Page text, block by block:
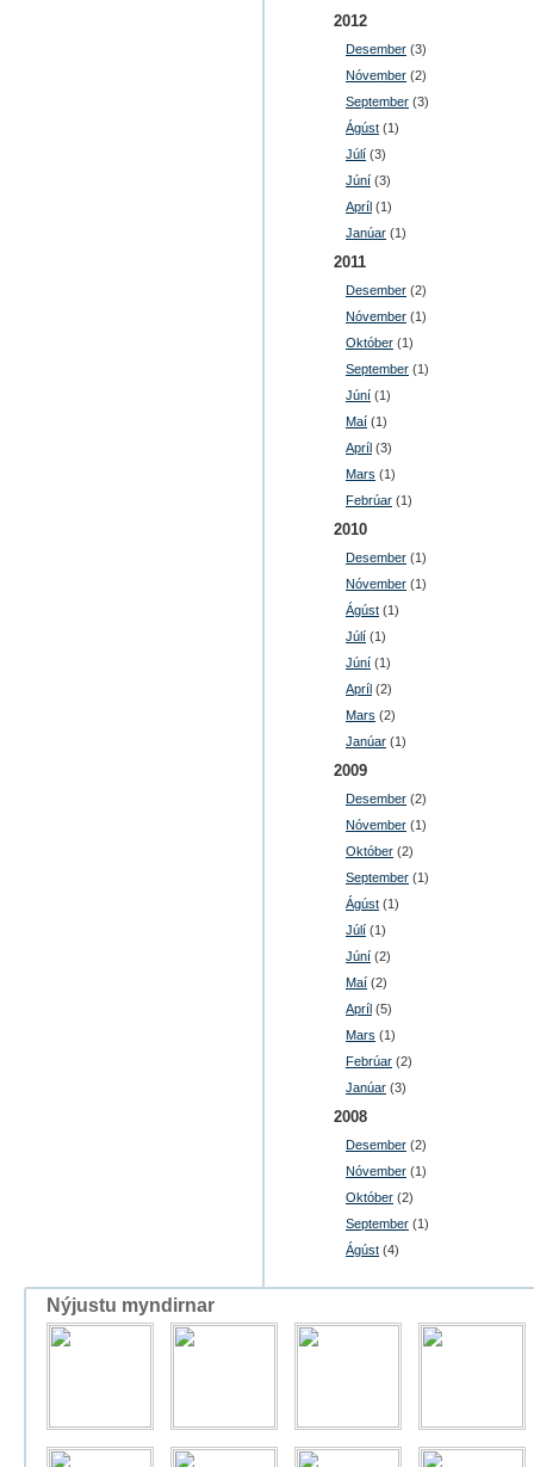
2012
Desember (3)
Nóvember (2)
September (3)
Ágúst (1)
Júlí (3)
Júní (3)
Apríl (1)
Janúar (1)
2011
Desember (2)
Nóvember (1)
Október (1)
September (1)
Júní (1)
Maí (1)
Apríl (3)
Mars (1)
Febrúar (1)
2010
Desember (1)
Nóvember (1)
Ágúst (1)
Júlí (1)
Júní (1)
Apríl (2)
Mars (2)
Janúar (1)
2009
Desember (2)
Nóvember (1)
Október (2)
September (1)
Ágúst (1)
Júlí (1)
Júní (2)
Maí (2)
Apríl (5)
Mars (1)
Febrúar (2)
Janúar (3)
2008
Desember (2)
Nóvember (1)
Október (2)
September (1)
Ágúst (4)
Nýjustu myndirnar